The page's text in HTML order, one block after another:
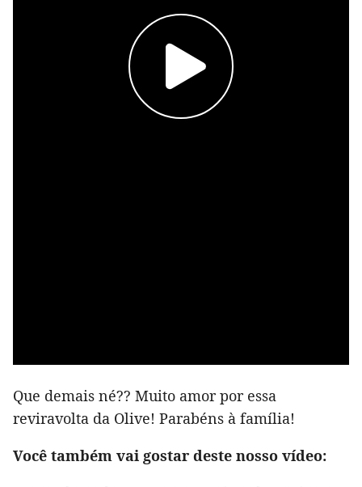
Que demais né?? Muito amor por essa
reviravolta da Olive! Parabéns à família!
Você também vai gostar deste nosso vídeo: